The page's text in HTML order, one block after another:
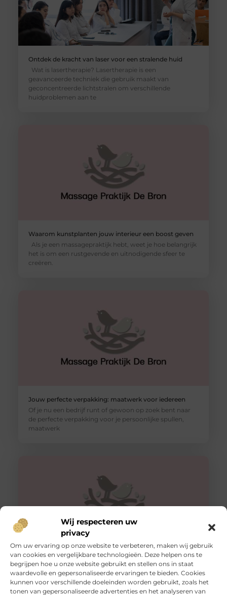
Wij respecteren uw
privacy
Om uw ervaring op onze website te verbeteren, maken wij gebruik
van cookies en vergelijkbare technologieën. Deze helpen ons te
begrijpen hoe u onze website gebruikt en stellen ons in staat
waardevolle en gepersonaliseerde ervaringen te bieden. Cookies
kunnen voor verschillende doeleinden worden gebruikt, zoals het
tonen van gepersonaliseerde advertenties en het analyseren van
Ontdek de kracht van laser voor een stralende huid
Wat is lasertherapie? Lasertherapie is een
geavanceerde techniek die gebruik maakt van
geconcentreerde lichtstralen om verschillende
huidproblemen aan te
Waarom kunstplanten jouw interieur een boost geven
Als je een massagepraktijk hebt, weet je hoe belangrijk
het is om een rustgevende en uitnodigende sfeer te
creëren.
Jouw perfecte verpakking: maatwerk voor iedereen
Of je nu een bedrijf runt of gewoon op zoek bent naar
de perfecte verpakking voor je persoonlijke spullen,
maatwerk
Veilig vervoeren: waarom aanhangernetten onmisbaar
zijn
Als je regelmatig spullen vervoert met een aanhanger,
weet je hoe belangrijk het is om je lading veilig en stevig